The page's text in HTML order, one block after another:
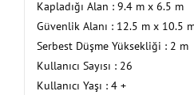
Kapladığı Alan : 9.4 m x 6.5 m
Güvenlik Alanı : 12.5 m x 10.5
Serbest Düşme Yüksekliği : 2 m
Kullanıcı Sayısı : 26
Kullanıcı Yaşı : 4 +